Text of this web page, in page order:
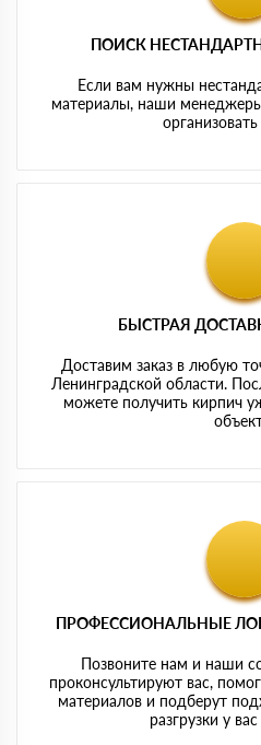
ПОИСК
Если вам нужны
материалы, наши
БЫСТРАЯ
Доставим заказ в любую
Ленинградской области.
можете получить кирпич
ПРОФЕССИОНАЛЬНЫЕ
Позвоните нам и наши
проконсультируют вас,
материалов и подберут
разгрузки у